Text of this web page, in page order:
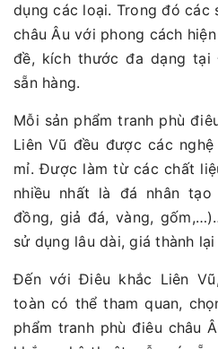
dụng các loại. Trong đó các
châu Âu với phong cách
đề, kích thước đa dạng tại
sẵn hàng.
Mỗi sản phẩm tranh phù
Liên Vũ đều được các
mỉ. Được làm từ các chất
nhiều nhất là đá nhân
đồng, giả đá, vàng,
sử dụng lâu dài, giá thành
Đến với Điêu khắc Liên
toàn có thể tham quan,
phẩm tranh phù điêu châu